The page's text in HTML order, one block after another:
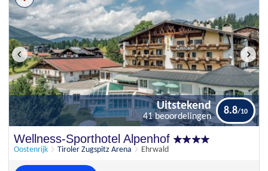
Uitstekend
41 beoordelingen
Wellness-Sporthotel Alpenhof
Oostenrijk Tiroler Zugspitz Arena Ehrwald
Uitstekend
41 beoordelingen
8.8